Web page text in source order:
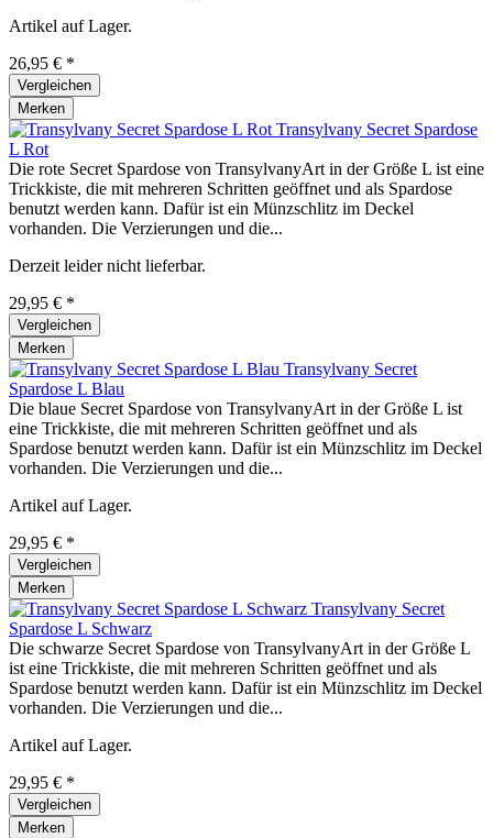
Artikel auf Lager.
26,95 € *
Vergleichen
Merken
Transylvany Secret Spardose
L Rot
Die rote Secret Spardose von TransylvanyArt in der Größe L ist eine
Trickkiste, die mit mehreren Schritten geöffnet und als Spardose
benutzt werden kann. Dafür ist ein Münzschlitz im Deckel
vorhanden. Die Verzierungen und die...
Derzeit leider nicht lieferbar.
29,95 € *
Vergleichen
Merken
Transylvany Secret
Spardose L Blau
Die blaue Secret Spardose von TransylvanyArt in der Größe L ist
eine Trickkiste, die mit mehreren Schritten geöffnet und als
Spardose benutzt werden kann. Dafür ist ein Münzschlitz im Deckel
vorhanden. Die Verzierungen und die...
Artikel auf Lager.
29,95 € *
Vergleichen
Merken
Transylvany Secret
Spardose L Schwarz
Die schwarze Secret Spardose von TransylvanyArt in der Größe L
ist eine Trickkiste, die mit mehreren Schritten geöffnet und als
Spardose benutzt werden kann. Dafür ist ein Münzschlitz im Deckel
vorhanden. Die Verzierungen und die...
Artikel auf Lager.
29,95 € *
Vergleichen
Merken